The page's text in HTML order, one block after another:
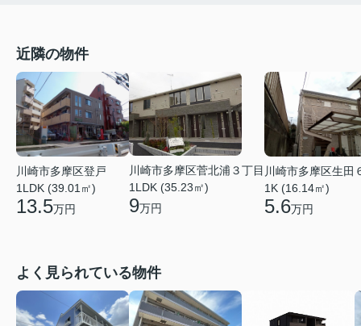
近隣の物件
川崎市多摩区登戸
1LDK (39.01㎡)
13.5万円
川崎市多摩区菅北浦３丁目
1LDK (35.23㎡)
9万円
川崎市多摩区生田
1K (16.14㎡)
5.6万円
よく見られている物件